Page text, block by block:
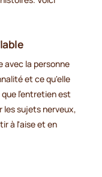
avec la personne
et ce qu'elle
l'entretien est
les sujets nerveux,
à l'aise et en